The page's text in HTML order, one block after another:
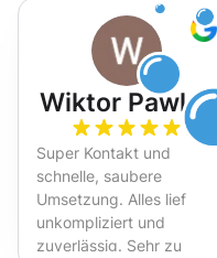
Wiktor Pawlak
Super Kontakt und
schnelle, saubere
Umsetzung. Alles lief
unkompliziert und
zuverlässig. Sehr zu